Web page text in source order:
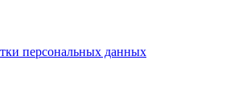
персональных данных